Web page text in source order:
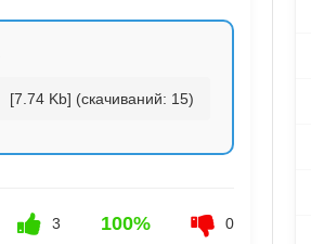
[7.74 Kb] (cкачиваний: 15)
3 100% 0